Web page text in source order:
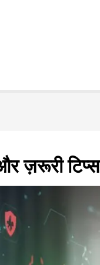
ज़रूरी टिप्स